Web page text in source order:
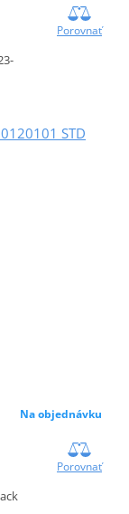
Porovnať
STD
Na objednávku
Porovnať